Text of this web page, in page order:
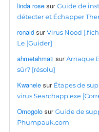
linda rose surGuide de
détecter et Échapper
ronald surVirus Nood
Le [Guider]
ahmetahmati surArnaque
sûr? [résolu]
Kwanele sur Étapes de
virus Searchapp.exe
Omogolo surGuide de
Phumpauk.com